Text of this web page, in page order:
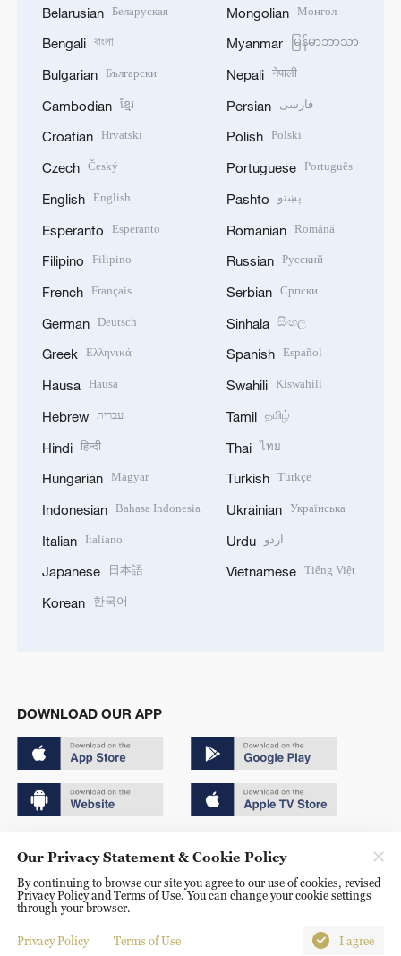
Belarusian Беларуская
Bengali বাংলা
Bulgarian Български
Cambodian ខ្មែរ
Croatian Hrvatski
Czech Český
English English
Esperanto Esperanto
Filipino Filipino
French Français
German Deutsch
Greek Ελληνικά
Hausa Hausa
Hebrew עברית
Hindi हिन्दी
Hungarian Magyar
Indonesian Bahasa Indonesia
Italian Italiano
Japanese 日本語
Korean 한국어
Mongolian Монгол
Myanmar မြန်မာဘာသာ
Nepali नेपाली
Persian فارسی
Polish Polski
Portuguese Português
Pashto پښتو
Romanian Română
Russian Русский
Serbian Српски
Sinhala සිංහල
Spanish Español
Swahili Kiswahili
Tamil தமிழ்
Thai ไทย
Turkish Türkçe
Ukrainian Українська
Urdu اردو
Vietnamese Tiếng Việt
DOWNLOAD OUR APP
京ICP备20000184号
京公网安备 11010502050052号
Disinformation report hotline: 010-85061466
Our Privacy Statement & Cookie Policy
By continuing to browse our site you agree to our use of cookies, revised
Privacy Policy and Terms of Use. You can change your cookie settings
through your browser.
Privacy Policy Terms of Use I agree